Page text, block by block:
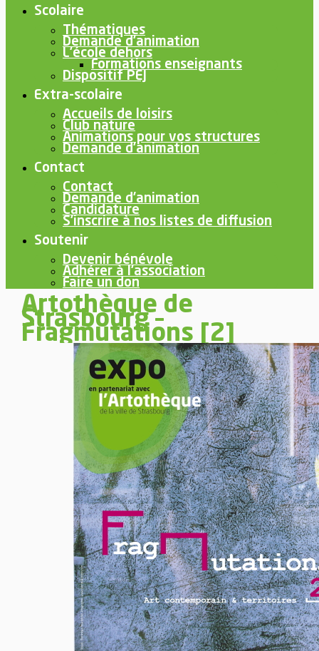
Scolaire
Thématiques
Demande d’animation
L’école dehors
Formations enseignants
Dispositif PEJ
Extra-scolaire
Accueils de loisirs
Club nature
Animations pour vos structures
Demande d’animation
Contact
Contact
Demande d’animation
Candidature
S’inscrire à nos listes de diffusion
Soutenir
Devenir bénévole
Adhérer à l’association
Faire un don
Artothèque de
Strasbourg –
Fragmutations [2]